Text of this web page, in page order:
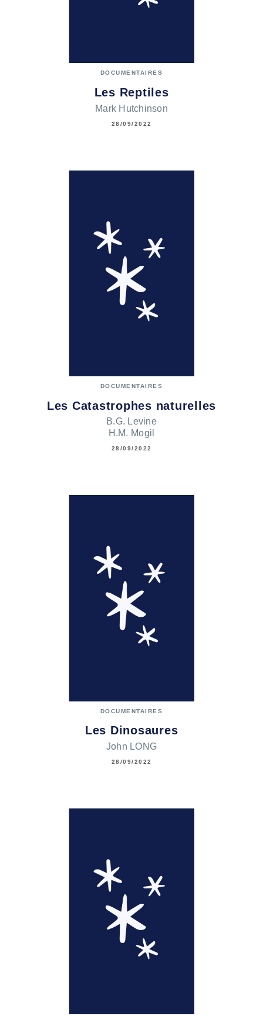
DOCUMENTAIRES
Les Reptiles
Mark Hutchinson
28/09/2022
DOCUMENTAIRES
Les Catastrophes naturelles
B.G. Levine
H.M. Mogil
28/09/2022
DOCUMENTAIRES
Les Dinosaures
John LONG
28/09/2022